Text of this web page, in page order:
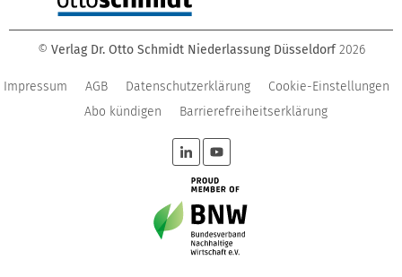
© Verlag Dr. Otto Schmidt Niederlassung Düsseldorf 2026
Impressum AGB Datenschutzerklärung
Cookie-Einstellungen
Abo kündigen
Barrierefreiheitserklärung